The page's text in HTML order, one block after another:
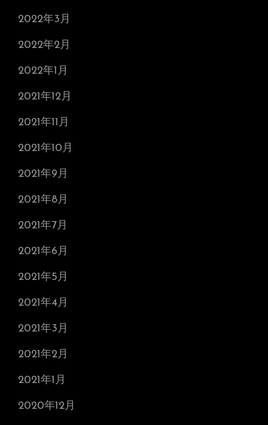
2022年3月
2022年2月
2022年1月
2021年12月
2021年11月
2021年10月
2021年9月
2021年8月
2021年7月
2021年6月
2021年5月
2021年4月
2021年3月
2021年2月
2021年1月
2020年12月